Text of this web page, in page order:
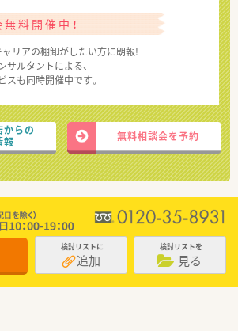
料開催中！
ャリアの棚卸がしたい方に朗報!
ルタントによる、
スも同時開催中です。
からの
報
無料相談会を予約
検討リストに
追加
検討リストを
見る